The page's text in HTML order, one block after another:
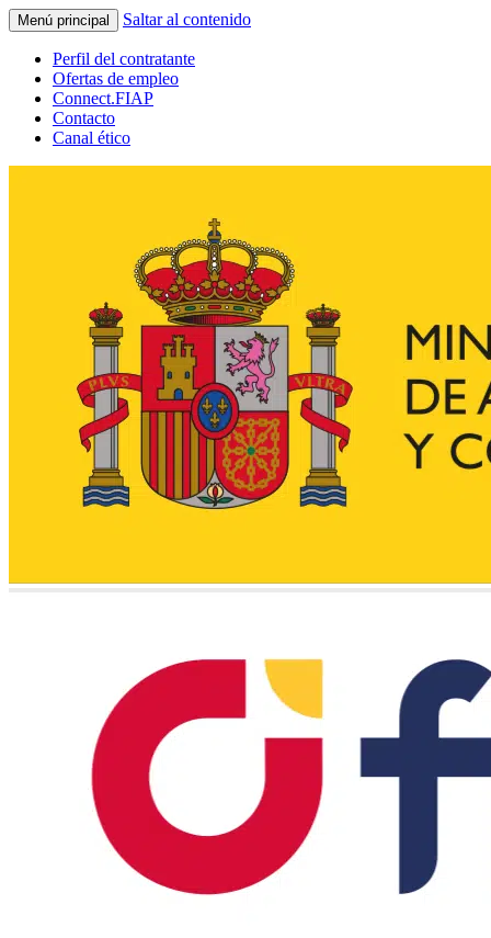
Menú principal Saltar al contenido
Perfil del contratante
Ofertas de empleo
Connect.FIAP
Contacto
Canal ético